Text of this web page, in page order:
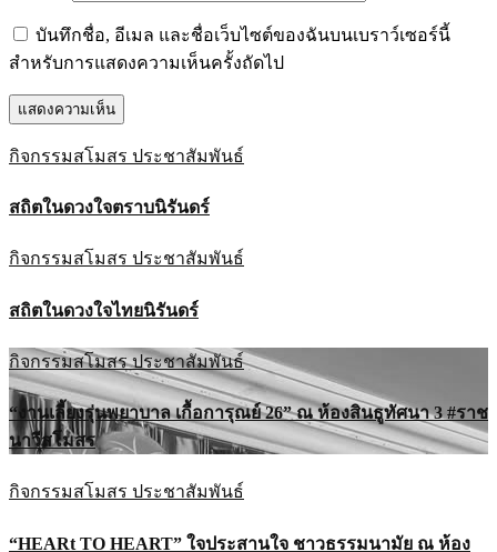
บันทึกชื่อ, อีเมล และชื่อเว็บไซต์ของฉันบนเบราว์เซอร์นี้
สำหรับการแสดงความเห็นครั้งถัดไป
กิจกรรมสโมสร ประชาสัมพันธ์
สถิตในดวงใจตราบนิรันดร์
กิจกรรมสโมสร ประชาสัมพันธ์
สถิตในดวงใจไทยนิรันดร์
กิจกรรมสโมสรประชาสัมพันธ์
“งานเลี้ยงรุ่นพยาบาล เกื้อการุณย์ 26” ณ ห้องสินธูทัศนา 3 #ราช
นาวีสโมสร
กิจกรรมสโมสร ประชาสัมพันธ์
“HEARt TO HEART” ใจประสานใจ ชาวธรรมนามัย ณ ห้อง